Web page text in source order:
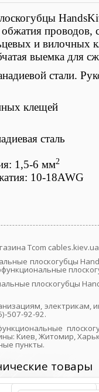
проводов,
и вилочных
выемка для
стали.
клещей
сталь
1,5-6 мм2
10-18AWG
Tcom
плоскогубцы
плоскогубцы
507-92-92.
Киев, Житомир,
пункты.
товары